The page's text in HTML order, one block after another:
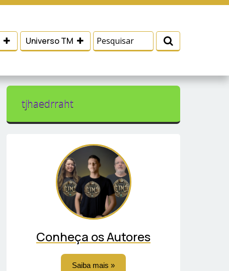
Universo TM
tjhaedrraht
Conheça os Autores
Saiba mais »